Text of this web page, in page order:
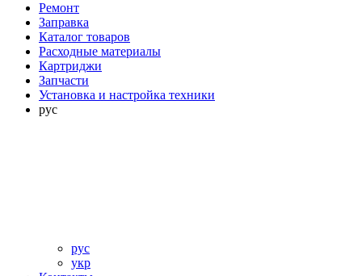
Ремонт
Заправка
Каталог товаров
Расходные материалы
Картриджи
Запчасти
Установка и настройка техники
рус
рус
укр